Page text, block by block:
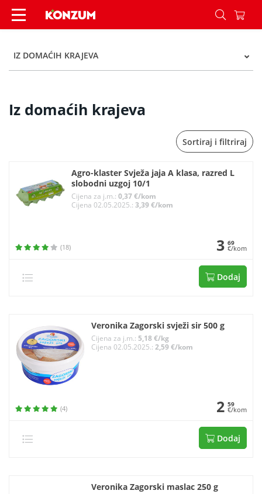
Iz domaćih krajeva - Kategorije - Konzum
IZ DOMAĆIH KRAJEVA
Iz domaćih krajeva
Sortiraj i filtriraj
Agro-klaster Svježa jaja A klasa, razred L
slobodni uzgoj 10/1
Cijena za j.m.:0,37 €/kom
Cijena 02.05.2025.:3,39 €/kom
(18) 3 69
€/kom
Dodaj
Veronika Zagorski svježi sir 500 g
Cijena za j.m.: 5,18 €/kg
Cijena 02.05.2025.: 2,59 €/kom
(4) 2 59
€/kom
Dodaj
Veronika Zagorski maslac 250 g